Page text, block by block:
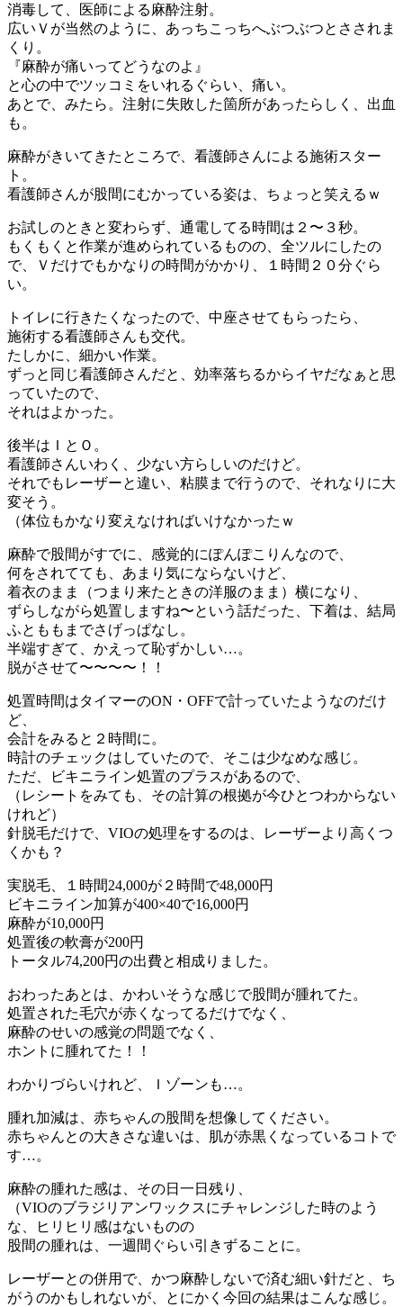
消毒して、医師による麻酔注射。
広いＶが当然のように、あっちこっちへぶつぶつとさされま
くり。
『麻酔が痛いってどうなのよ』
と心の中でツッコミをいれるぐらい、痛い。
あとで、みたら。注射に失敗した箇所があったらしく、出血
も。
麻酔がきいてきたところで、看護師さんによる施術スター
ト。
看護師さんが股間にむかっている姿は、ちょっと笑えるｗ
お試しのときと変わらず、通電してる時間は２〜３秒。
もくもくと作業が進められているものの、全ツルにしたの
で、Ｖだけでもかなりの時間がかかり、１時間２０分ぐら
い。
トイレに行きたくなったので、中座させてもらったら、
施術する看護師さんも交代。
たしかに、細かい作業。
ずっと同じ看護師さんだと、効率落ちるからイヤだなぁと思
っていたので、
それはよかった。
後半はＩとＯ。
看護師さんいわく、少ない方らしいのだけど。
それでもレーザーと違い、粘膜まで行うので、それなりに大
変そう。
（体位もかなり変えなければいけなかったｗ
麻酔で股間がすでに、感覚的にぽんぽこりんなので、
何をされてても、あまり気にならないけど、
着衣のまま（つまり来たときの洋服のまま）横になり、
ずらしながら処置しますね〜という話だった、下着は、結局
ふとももまでさげっぱなし。
半端すぎて、かえって恥ずかしい…。
脱がさせて〜〜〜〜！！
処置時間はタイマーのON・OFFで計っていたようなのだけ
ど、
会計をみると２時間に。
時計のチェックはしていたので、そこは少なめな感じ。
ただ、ビキニライン処置のプラスがあるので、
（レシートをみても、その計算の根拠が今ひとつわからない
けれど）
針脱毛だけで、VIOの処理をするのは、レーザーより高くつ
くかも？
実脱毛、１時間24,000が２時間で48,000円
ビキニライン加算が400×40で16,000円
麻酔が10,000円
処置後の軟膏が200円
トータル74,200円の出費と相成りました。
おわったあとは、かわいそうな感じで股間が腫れてた。
処置された毛穴が赤くなってるだけでなく、
麻酔のせいの感覚の問題でなく、
ホントに腫れてた！！
わかりづらいけれど、Ｉゾーンも…。
腫れ加減は、赤ちゃんの股間を想像してください。
赤ちゃんとの大きさな違いは、肌が赤黒くなっているコトで
す…。
麻酔の腫れた感は、その日一日残り、
（VIOのブラジリアンワックスにチャレンジした時のよう
な、ヒリヒリ感はないものの
股間の腫れは、一週間ぐらい引きずることに。
レーザーとの併用で、かつ麻酔しないで済む細い針だと、ち
がうのかもしれないが、とにかく今回の結果はこんな感じ。